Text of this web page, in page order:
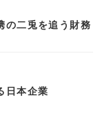
の二兎を追う財務
日本企業